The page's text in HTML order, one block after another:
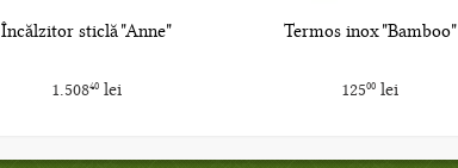
Încălzitor sticlă "Anne"
1.50840lei
Termos inox "Bamboo"
12500 lei